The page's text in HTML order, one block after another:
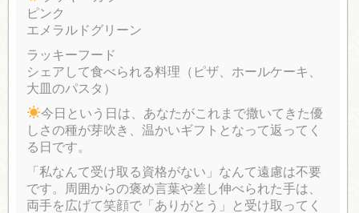
ピンク
エメラルドグリーン
ラッキーフード
シェアして食べられる料理（ピザ、ホールケーキ、
大皿のパスタ）
今日という日は、あなたがこれまで撒いてきた優
しさの種が芽吹き、温かいギフトとなって返ってく
る日です。
「私なんて受け取る資格がない」なんて遠慮は不要
です。周囲からの褒め言葉や差し伸べられた手は、
両手を広げて笑顔で「ありがとう」と受け取ってく